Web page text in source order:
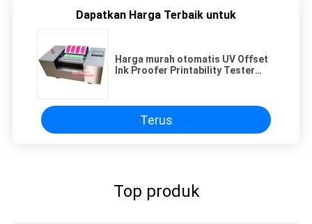
Dapatkan Harga Terbaik untuk
Harga murah otomatis UV Offset
Ink Proofer Printability Tester
Terus
Top produk